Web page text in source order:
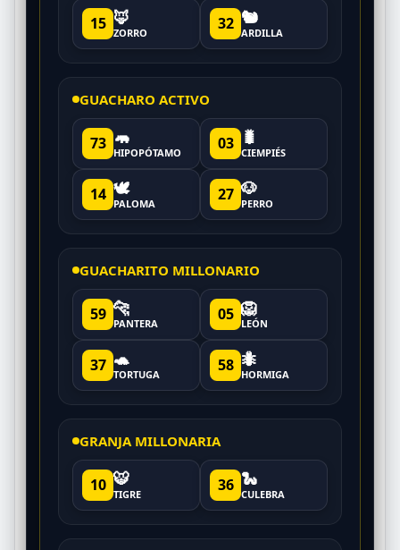
15 🦊
ZORRO 32 🐿️
ARDILLA
GUACHARO ACTIVO
73 🦛
HIPOPÓTAMO 03 🐛
CIEMPIÉS
14 🕊️
PALOMA 27 🐶
PERRO
GUACHARITO MILLONARIO
59 🐆
PANTERA 05 🦁
LEÓN
37 🐢
TORTUGA 58 🐜
HORMIGA
GRANJA MILLONARIA
10 🐯
TIGRE 36 🐍
CULEBRA